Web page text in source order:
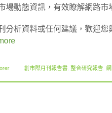
場動態資訊，有效瞭解網路市
分析資料或任何建議，歡迎
創市際月刊報告書 整合研究報告